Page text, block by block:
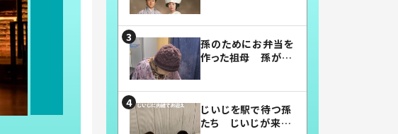
孫のためにお弁当を
作った祖母 孫が絶
じいじを駅で待つ孫
たち じいじが来た